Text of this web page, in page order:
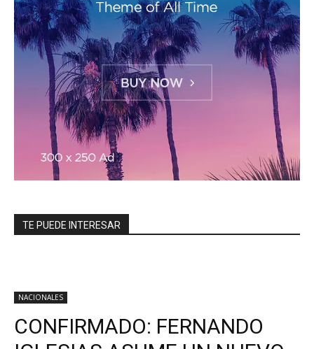
TE PUEDE INTERESAR